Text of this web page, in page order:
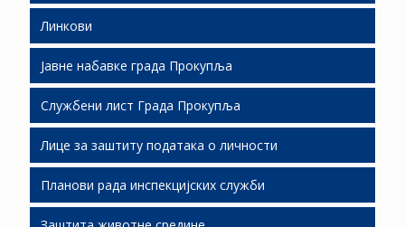
Људски ресурси
Подршка инвестиционим улагањима
Слободне локације
Економски развој
Јавно партнерство
Линкови
Јавне набавке града Прокупља
Јавне набавке 2026
Јавне набавке 2025
Јавне набавке 2024
Службени лист Града Прокупља
СЛГП 2026
СЛГП 2025
Лице за заштиту података о личности
Планови рада инспекцијских служби